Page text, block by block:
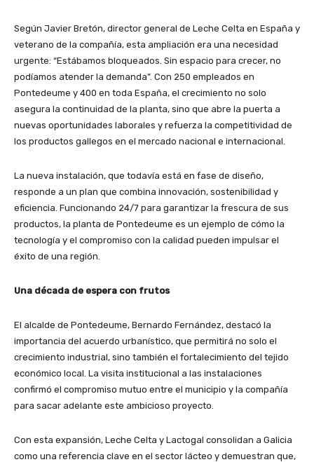
Según Javier Bretón, director general de Leche Celta en España y
veterano de la compañía, esta ampliación era una necesidad
urgente: “Estábamos bloqueados. Sin espacio para crecer, no
podíamos atender la demanda”. Con 250 empleados en
Pontedeume y 400 en toda España, el crecimiento no solo
asegura la continuidad de la planta, sino que abre la puerta a
nuevas oportunidades laborales y refuerza la competitividad de
los productos gallegos en el mercado nacional e internacional.
La nueva instalación, que todavía está en fase de diseño,
responde a un plan que combina innovación, sostenibilidad y
eficiencia. Funcionando 24/7 para garantizar la frescura de sus
productos, la planta de Pontedeume es un ejemplo de cómo la
tecnología y el compromiso con la calidad pueden impulsar el
éxito de una región.
Una década de espera con frutos
El alcalde de Pontedeume, Bernardo Fernández, destacó la
importancia del acuerdo urbanístico, que permitirá no solo el
crecimiento industrial, sino también el fortalecimiento del tejido
económico local. La visita institucional a las instalaciones
confirmó el compromiso mutuo entre el municipio y la compañía
para sacar adelante este ambicioso proyecto.
Con esta expansión, Leche Celta y Lactogal consolidan a Galicia
como una referencia clave en el sector lácteo y demuestran que,